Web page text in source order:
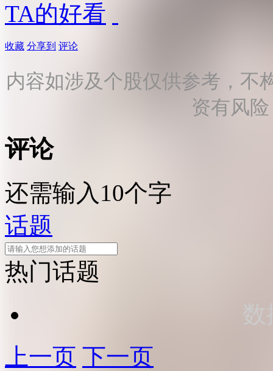
TA的好看
收藏 分享到 评论
内容如涉及个股仅供参考，不
资有风
评论
还需输入10个字
话题
热门话题
上一页 下一页